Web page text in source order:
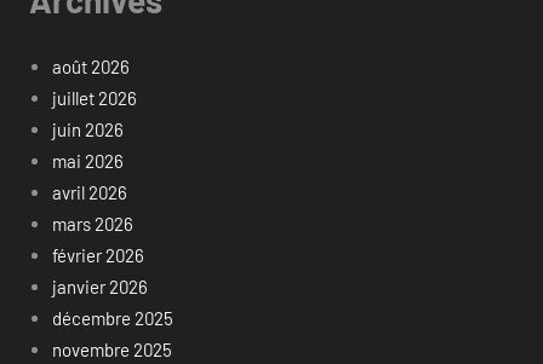
août 2026
juillet 2026
juin 2026
mai 2026
avril 2026
mars 2026
février 2026
janvier 2026
décembre 2025
novembre 2025